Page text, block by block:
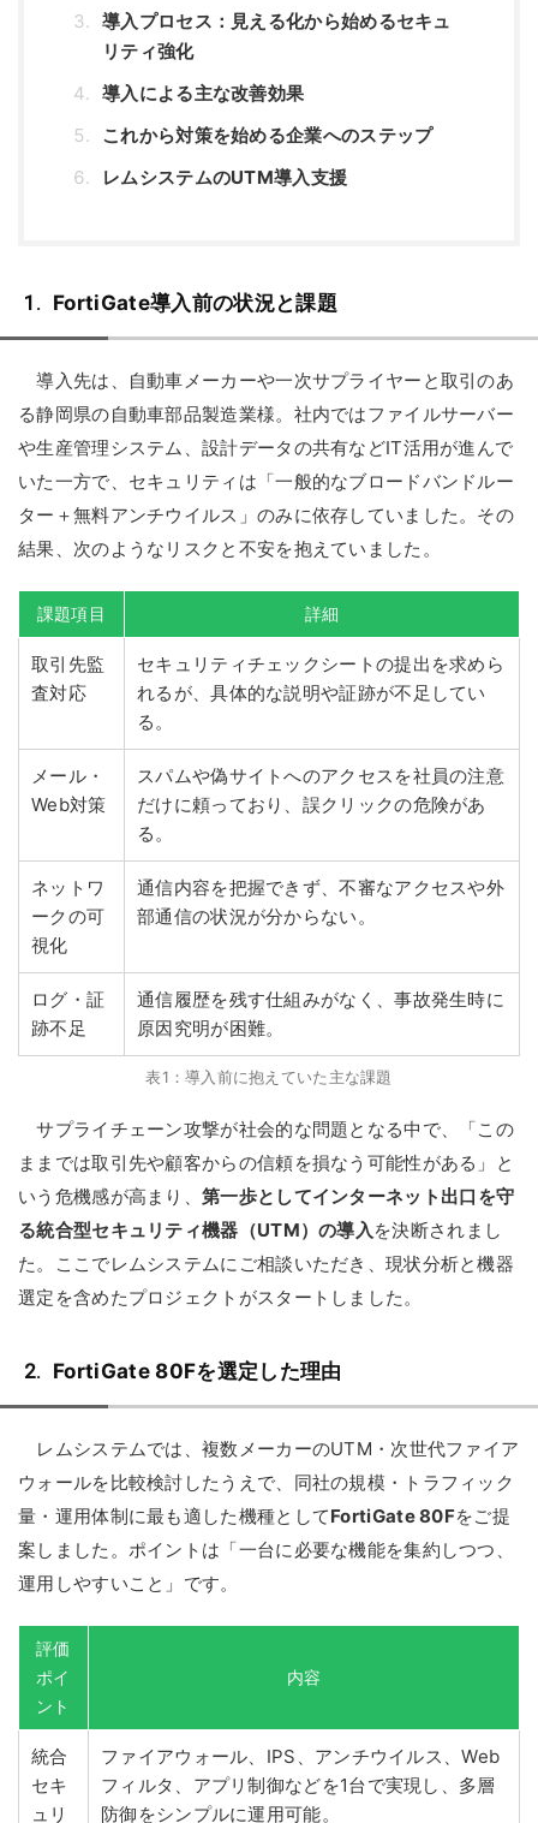
導入プロセス：見える化から始めるセキュ
リティ強化
導入による主な改善効果
これから対策を始める企業へのステップ
レムシステムのUTM導入支援
FortiGate導入前の状況と課題
導入先は、自動車メーカーや一次サプライヤーと取引のあ
る静岡県の自動車部品製造業様。社内ではファイルサーバー
や生産管理システム、設計データの共有などIT活用が進んで
いた一方で、セキュリティは「一般的なブロードバンドルー
ター＋無料アンチウイルス」のみに依存していました。その
結果、次のようなリスクと不安を抱えていました。
課題項目 詳細
取引先監
査対応
セキュリティチェックシートの提出を求めら
れるが、具体的な説明や証跡が不足してい
る。
メール・
Web対策
スパムや偽サイトへのアクセスを社員の注意
だけに頼っており、誤クリックの危険があ
る。
ネットワ
ークの可
視化
通信内容を把握できず、不審なアクセスや外
部通信の状況が分からない。
ログ・証
跡不足
通信履歴を残す仕組みがなく、事故発生時に
原因究明が困難。
表1：導入前に抱えていた主な課題
サプライチェーン攻撃が社会的な問題となる中で、「この
ままでは取引先や顧客からの信頼を損なう可能性がある」と
いう危機感が高まり、 第一歩としてインターネット出口を守
る統合型セキュリティ機器（UTM）の導入を決断されまし
た。ここでレムシステムにご相談いただき、現状分析と機器
選定を含めたプロジェクトがスタートしました。
FortiGate 80Fを選定した理由
レムシステムでは、複数メーカーのUTM・次世代ファイア
ウォールを比較検討したうえで、同社の規模・トラフィック
量・運用体制に最も適した機種としてFortiGate 80Fをご提
案しました。ポイントは「一台に必要な機能を集約しつつ、
運用しやすいこと」です。
評価
ポイ
ント
内容
統合
セキ
ュリ
ファイアウォール、IPS、アンチウイルス、Web
フィルタ、アプリ制御などを1台で実現し、多層
防御をシンプルに運用可能。